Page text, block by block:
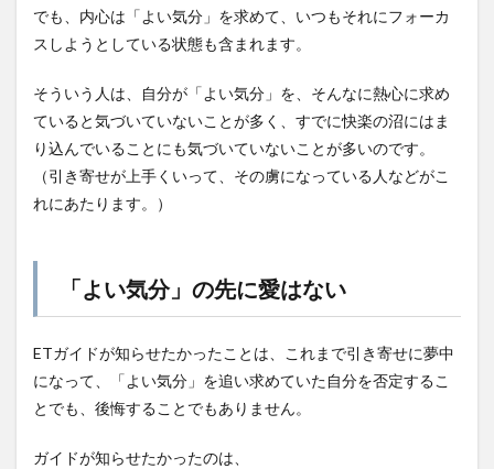
でも、内心は「よい気分」を求めて、いつもそれにフォーカ
スしようとしている状態も含まれます。
そういう人は、自分が「よい気分」を、そんなに熱心に求め
ていると気づいていないことが多く、すでに快楽の沼にはま
り込んでいることにも気づいていないことが多いのです。
（引き寄せが上手くいって、その虜になっている人などがこ
れにあたります。）
「よい気分」の先に愛はない
ETガイドが知らせたかったことは、これまで引き寄せに夢中
になって、「よい気分」を追い求めていた自分を否定するこ
とでも、後悔することでもありません。
ガイドが知らせたかったのは、